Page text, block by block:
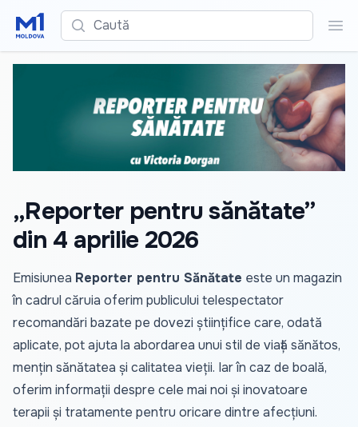
Caută
„Reporter pentru sănătate”
din 4 aprilie 2026
Emisiunea Reporter pentru Sănătate este un magazin
în cadrul căruia oferim publicului telespectator
recomandări bazate pe dovezi științifice care, odată
aplicate, pot ajuta la abordarea unui stil de viață sănătos,
mențin sănătatea și calitatea vieții. Iar în caz de boală,
oferim informații despre cele mai noi și inovatoare
terapii și tratamente pentru oricare dintre afecțiuni.